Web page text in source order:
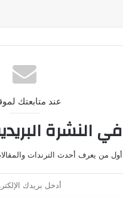
عند متابعتك
النشرة
من يعرف أحدث الترندات